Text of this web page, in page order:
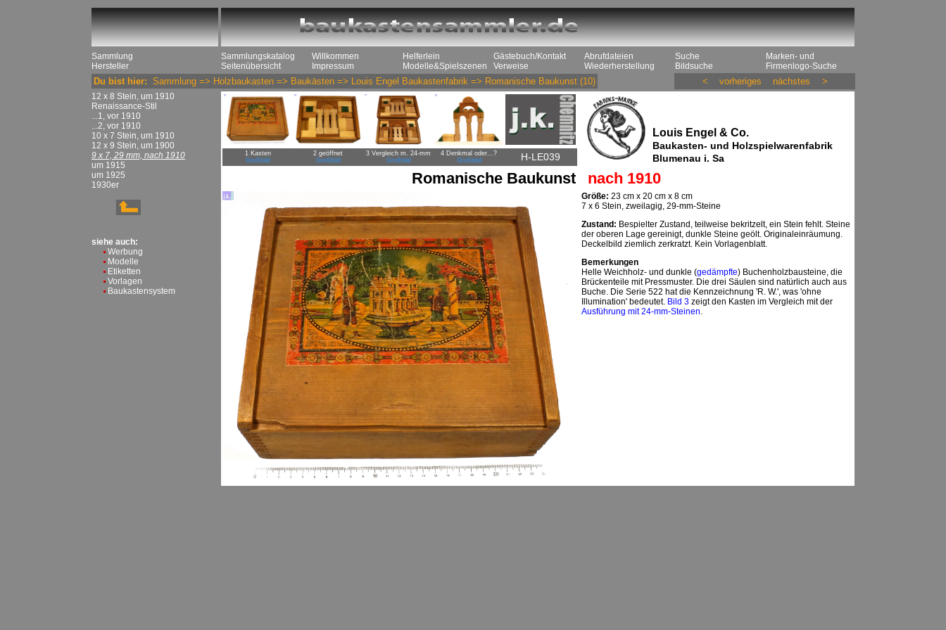
Sammlung
Hersteller
Sammlungskatalog
Seitenübersicht
Willkommen
Impressum
Helferlein
Modelle&Spielszenen
Gästebuch/Kontakt
Verweise
Abrufdateien
Wiederherstellung
Suche
Bildsuche
Marken- und
Firmenlogo-Suche
Du bist hier: Sammlung => Holzbaukasten => Baukästen => Louis Engel Baukastenfabrik => Romanische Baukunst (10) < vorheriges nächstes >
12 x 8 Stein, um 1910
Renaissance-Stil
...1, vor 1910
...2, vor 1910
10 x 7 Stein, um 1910
12 x 9 Stein, um 1900
9 x 7, 29 mm, nach 1910
um 1915
um 1925
1930er
siehe auch:
Werbung
Modelle
Etiketten
Vorlagen
Baukastensystem
1 Kasten
Großbild
2 geöffnet
Großbild
3 Vergleich m. 24-mm
Großbild
4 Denkmal oder...?
Großbild
H-LE039
Louis Engel & Co.
Baukasten- und Holzspielwarenfabrik
Blumenau i. Sa
Romanische Baukunst nach 1910
Größe: 23 cm x 20 cm x 8 cm
7 x 6 Stein, zweilagig, 29-mm-Steine
Zustand: Bespielter Zustand, teilweise bekritzelt, ein Stein fehlt. Steine
der oberen Lage gereinigt, dunkle Steine geölt. Originaleinräumung.
Deckelbild ziemlich zerkratzt. Kein Vorlagenblatt.
Bemerkungen
Helle Weichholz- und dunkle (gedämpfte) Buchenholzbausteine, die
Brückenteile mit Pressmuster. Die drei Säulen sind natürlich auch aus
Buche. Die Serie 522 hat die Kennzeichnung 'R. W.', was 'ohne
Illumination' bedeutet. Bild 3 zeigt den Kasten im Vergleich mit der
Ausführung mit 24-mm-Steinen.